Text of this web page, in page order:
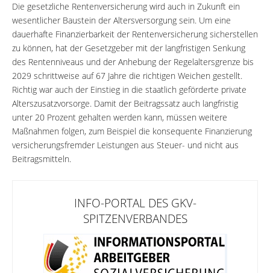
Die gesetzliche Rentenversicherung wird auch in Zukunft ein
wesentlicher Baustein der Altersversorgung sein. Um eine
dauerhafte Finanzierbarkeit der Rentenversicherung sicherstellen
zu können, hat der Gesetzgeber mit der langfristigen Senkung
des Rentenniveaus und der Anhebung der Regelaltersgrenze bis
2029 schrittweise auf 67 Jahre die richtigen Weichen gestellt.
Richtig war auch der Einstieg in die staatlich geförderte private
Alterszusatzvorsorge. Damit der Beitragssatz auch langfristig
unter 20 Prozent gehalten werden kann, müssen weitere
Maßnahmen folgen, zum Beispiel die konsequente Finanzierung
versicherungsfremder Leistungen aus Steuer- und nicht aus
Beitragsmitteln.
INFO-PORTAL DES GKV-
SPITZENVERBANDES